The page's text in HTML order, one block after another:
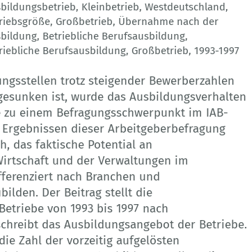
, Kleinbetrieb, Westdeutschland,
, Großbetrieb, Übernahme nach der
, Betriebliche Berufsausbildung,
Berufsausbildung, Großbetrieb, 1993-1997
trotz steigender Bewerberzahlen
ist, wurde das Ausbildungsverhalten
einem Befragungsschwerpunkt im IAB-
dieser Arbeitgeberbefragung
das faktische Potential an
und der Verwaltungen im
nach Branchen und
Der Beitrag stellt die
von 1993 bis 1997 nach
das Ausbildungsangebot der Betriebe.
Zahl der vorzeitig aufgelösten